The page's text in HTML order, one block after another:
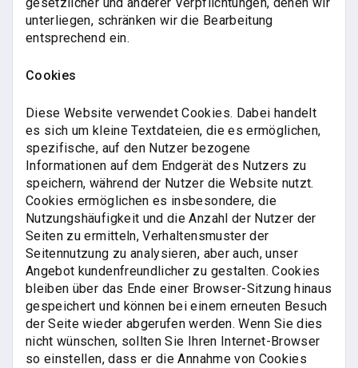
unterliegen, schränken wir die Bearbeitung
entsprechend ein.
Cookies
Diese Website verwendet Cookies. Dabei handelt
es sich um kleine Textdateien, die es ermöglichen,
spezifische, auf den Nutzer bezogene
Informationen auf dem Endgerät des Nutzers zu
speichern, während der Nutzer die Website nutzt.
Cookies ermöglichen es insbesondere, die
Nutzungshäufigkeit und die Anzahl der Nutzer der
Seiten zu ermitteln, Verhaltensmuster der
Seitennutzung zu analysieren, aber auch, unser
Angebot kundenfreundlicher zu gestalten. Cookies
bleiben über das Ende einer Browser-Sitzung hinaus
gespeichert und können bei einem erneuten Besuch
der Seite wieder abgerufen werden. Wenn Sie dies
nicht wünschen, sollten Sie Ihren Internet-Browser
so einstellen, dass er die Annahme von Cookies